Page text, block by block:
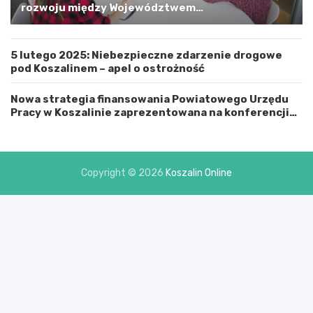
n
i
a
s
t
e
o
rozwoju między Województwem
Zachodniopomorskim a Gminą Miastem Koszalin
5 lutego 2025: Niebezpieczne zdarzenie drogowe
pod Koszalinem – apel o ostrożność
Nowa strategia finansowania Powiatowego Urzędu
Pracy w Koszalinie zaprezentowana na konferencji
Copyright © 2026 Koszalin Online